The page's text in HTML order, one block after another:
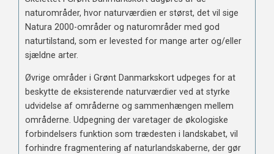
naturområder, hvor naturværdien er størst, det vil sige
Natura 2000-områder og naturområder med god
naturtilstand, som er levested for mange arter og/eller
sjældne arter.
Øvrige områder i Grønt Danmarkskort udpeges for at
beskytte de eksisterende naturværdier ved at styrke
udvidelse af områderne og sammenhængen mellem
områderne. Udpegning der varetager de økologiske
forbindelsers funktion som trædesten i landskabet, vil
forhindre fragmentering af naturlandskaberne, der gør